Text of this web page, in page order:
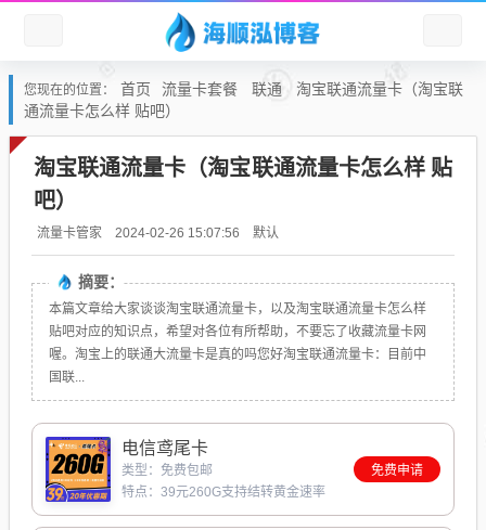
您现在的位置： 首页 流量卡套餐 联通
淘宝联通流量卡（淘宝联
通流量卡怎么样 贴吧）
淘宝联通流量卡（淘宝联通流量卡怎么样 贴
吧）
流量卡管家 2024-02-26 15:07:56 默认
摘要：
本篇文章给大家谈谈淘宝联通流量卡，以及淘宝联通流量卡怎么样
贴吧对应的知识点，希望对各位有所帮助，不要忘了收藏流量卡网
喔。淘宝上的联通大流量卡是真的吗您好淘宝联通流量卡：目前中
国联...
电信鸢尾卡
类型：免费包邮
特点：39元260G支持结转黄金速率
免费申请